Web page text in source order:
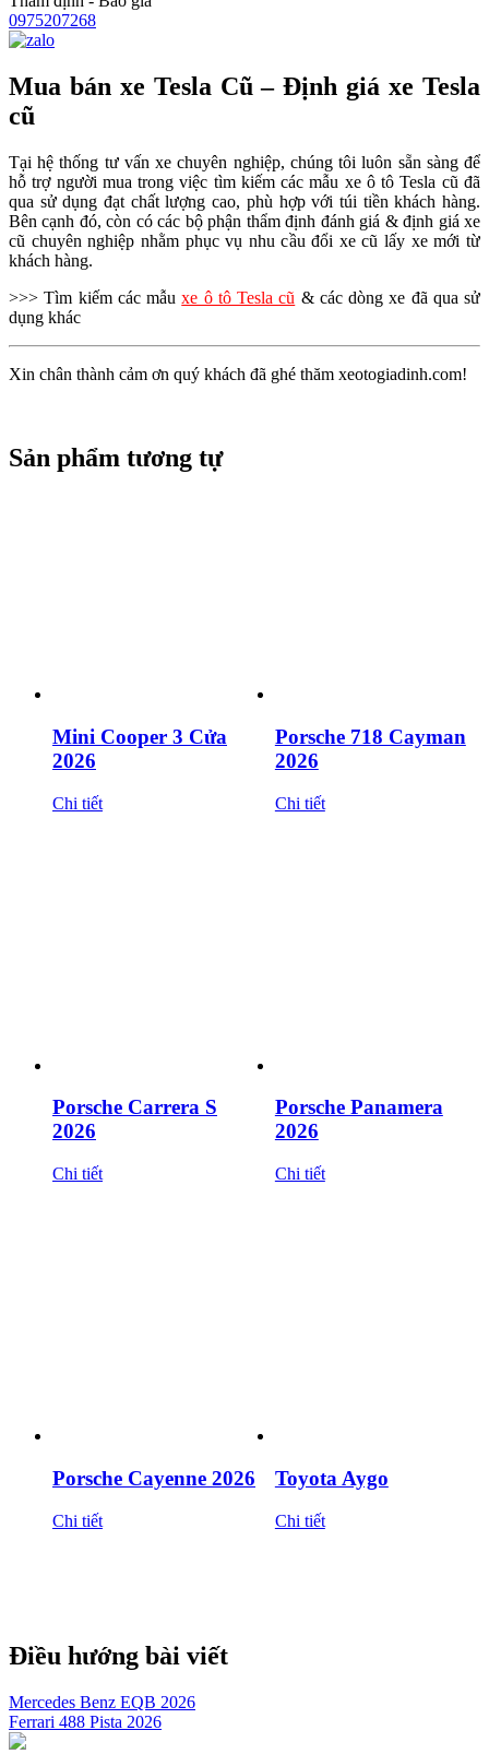
0975207268
Mua bán xe Tesla Cũ – Định giá xe Tesla
cũ
Tại hệ thống tư vấn xe chuyên nghiệp, chúng tôi luôn sẵn sàng để
hỗ trợ người mua trong việc tìm kiếm các mẫu xe ô tô Tesla cũ đã
qua sử dụng đạt chất lượng cao, phù hợp với túi tiền khách hàng.
Bên cạnh đó, còn có các bộ phận thẩm định đánh giá & định giá xe
cũ chuyên nghiệp nhằm phục vụ nhu cầu đổi xe cũ lấy xe mới từ
khách hàng.
>>> Tìm kiếm các mẫuxe ô tô Tesla cũ & các dòng xe đã qua sử
dụng khác
Xin chân thành cảm ơn quý khách đã ghé thăm xeotogiadinh.com!
Sản phẩm tương tự
Mini Cooper 3 Cửa
2026
Chi tiết
Porsche 718 Cayman
2026
Chi tiết
Porsche Carrera S
2026
Chi tiết
Porsche Panamera
2026
Chi tiết
Porsche Cayenne 2026
Chi tiết
Toyota Aygo
Chi tiết
Điều hướng bài viết
Mercedes Benz EQB 2026
Ferrari 488 Pista 2026